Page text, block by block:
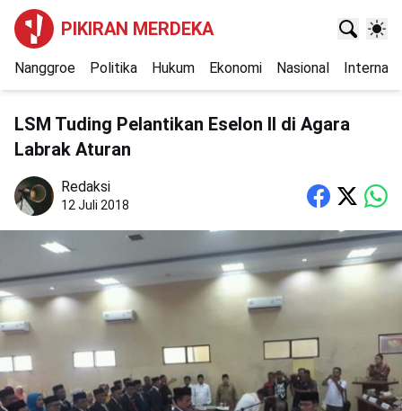
PIKIRAN MERDEKA
Nanggroe Politika Hukum Ekonomi Nasional
LSM Tuding Pelantikan Eselon II di Agara
Labrak Aturan
Redaksi
12 Juli 2018